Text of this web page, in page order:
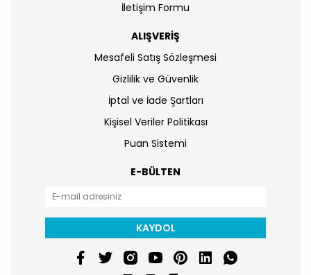
İletişim Formu
ALIŞVERİŞ
Mesafeli Satış Sözleşmesi
Gizlilik ve Güvenlik
İptal ve İade Şartları
Kişisel Veriler Politikası
Puan Sistemi
E-BÜLTEN
KAYDOL